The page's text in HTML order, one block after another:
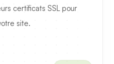
certificats SSL pour
site.